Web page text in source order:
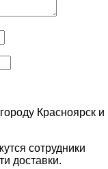
Красноярск и
сотрудники
доставки.